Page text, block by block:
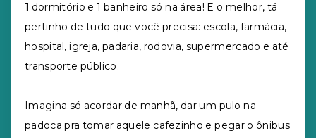
1 dormitório e 1 banheiro só na área! E o melhor, tá
pertinho de tudo que você precisa: escola, farmácia,
hospital, igreja, padaria, rodovia, supermercado e até
transporte público.
Imagina só acordar de manhã, dar um pulo na
padoca pra tomar aquele cafezinho e pegar o ônibus